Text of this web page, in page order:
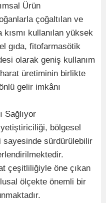
Ürün
çoğaltılan ve
kullanılan yüksek
gıda, fitofarmasötik
olarak geniş kullanım
üretiminin birlikte
gelir imkânı
Sağlıyor
bölgesel
sürdürülebilir
çeşitliliğiyle öne çıkan
ölçekte önemli bir